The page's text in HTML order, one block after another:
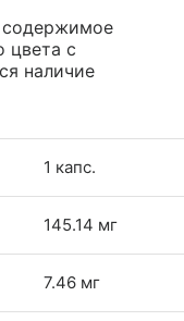
содержимое
цвета с
наличие
1 капс.
145.14 мг
7.46 мг